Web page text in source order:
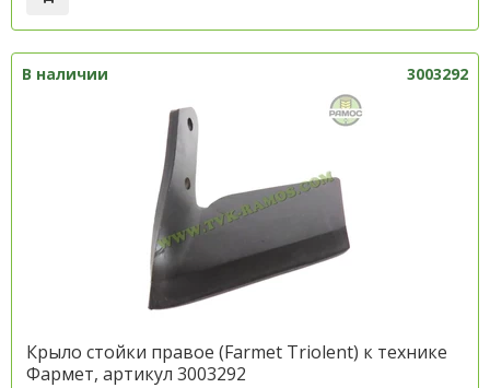
В наличии 3003292
Крыло стойки правое (Farmet Trіolent) к технике
Фармет, артикул 3003292